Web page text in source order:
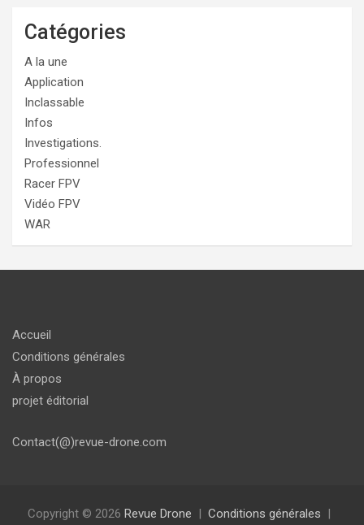
Catégories
A la une
Application
Inclassable
Infos
Investigations.
Professionnel
Racer FPV
Vidéo FPV
WAR
Accueil
Conditions générales
À propos
projet éditorial
Contact(@)revue-drone.com
Copyright © 2026 Revue Drone
Conditions générales